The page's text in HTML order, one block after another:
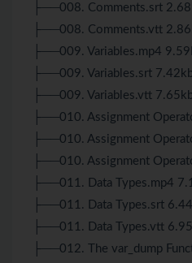
├──008. Comments.srt
├──008. Comments.vtt
├──009. Variables.mp4
├──009. Variables.srt
├──009. Variables.vtt
├──010. Assignment
├──010. Assignment
├──010. Assignment
├──011. Data Types.mp4
├──011. Data Types.srt
├──011. Data Types.vtt
├──012. The var_dump